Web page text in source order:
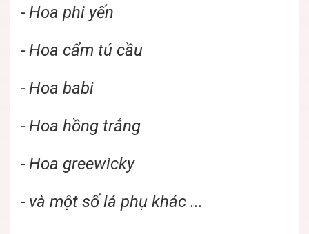
- Hoa phi yến
- Hoa cẩm tú cầu
- Hoa babi
- Hoa hồng trắng
- Hoa greewicky
- và một số lá phụ khác ...